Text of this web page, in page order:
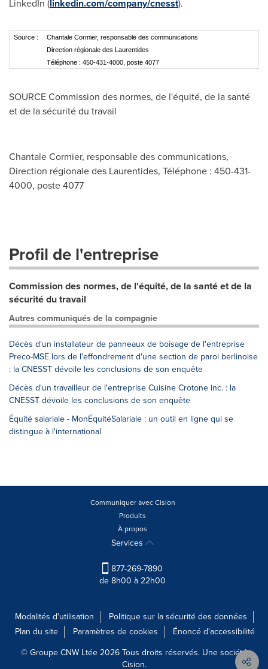
LinkedIn (linkedin.com/company/cnesst).
Source :
Chantale Cormier, responsable des communications
Direction régionale des Laurentides
Téléphone : 450-431-4000, poste 4077
SOURCE Commission des normes, de l'équité, de la santé
et de la sécurité du travail
Chantale Cormier, responsable des communications,
Direction régionale des Laurentides, Téléphone : 450-431-
4000, poste 4077
Profil de l'entreprise
Commission des normes, de l'équité, de la santé et de la
sécurité du travail
Autres communiqués de la compagnie
Décès d'un installateur de panneaux de boisage de l'entreprise
Preco-MSE lors de l'effondrement d'une section de paroi berlinoise
: la CNESST dévoile les conclusions de son enquête
Décès d'un travailleur de l'entreprise Cuisine Crotone inc. : la
CNESST dévoile les conclusions de son enquête
Équité salariale - MonÉquitéSalariale : un outil en ligne qui se
distingue à l'international
Communiquer avec Cision
Produits
À propos
Services
877-269-7890
de 8h00 à 22h00
Modalités d'utilisation
Politique sur la sécurité des données
Plan du site
Paramètres de cookies
Énoncé d'accessibilité
© Groupe CNW Ltée 2026 Tous droits réservés. Une société
Cision.